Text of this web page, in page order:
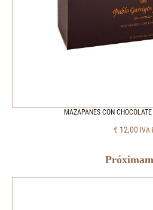
MAZAPANES CON
€ 12,00 IVA